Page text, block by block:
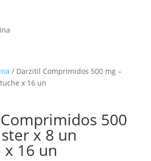
/ Darzitil Comprimidos 500 mg –
x 16 un
500
x 8 un
x 16 un